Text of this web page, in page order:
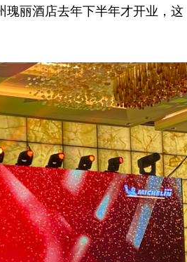
丽酒店去年下半年才开业，这